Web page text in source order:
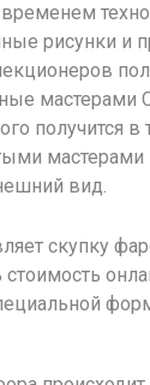
рисунки и
мастерами
получится в
мастерами
вид.
скупку